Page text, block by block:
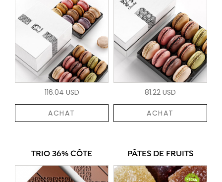
116.04 USD
ACHAT
81.22 USD
ACHAT
TRIO 36% CÔTE PÂTES DE FRUITS